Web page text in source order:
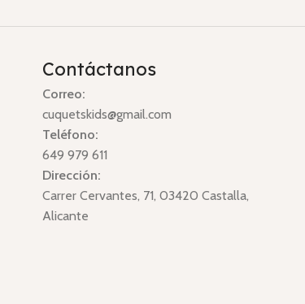
Contáctanos
Correo:
cuquetskids@gmail.com
Teléfono:
649 979 611
Dirección:
Carrer Cervantes, 71, 03420 Castalla,
Alicante